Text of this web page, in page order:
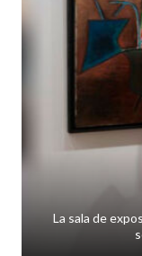
La sala de